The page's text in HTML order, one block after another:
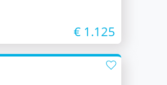
€ 1.125